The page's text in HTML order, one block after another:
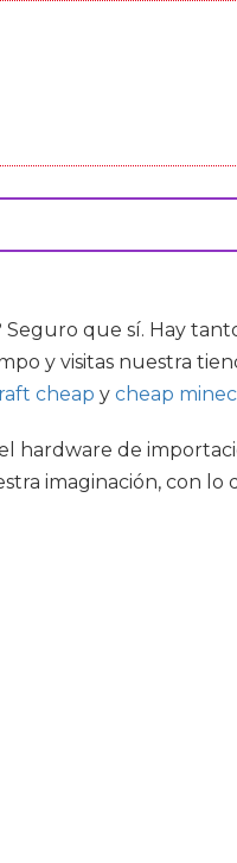
Seguro que sí. Hay
y visitas nuestra
cheap y cheap
hardware de
imaginación, con